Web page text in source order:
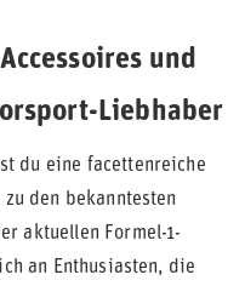
und
Liebhaber
du eine facettenreiche
den bekanntesten
aktuellen Formel-1-
an Enthusiasten, die